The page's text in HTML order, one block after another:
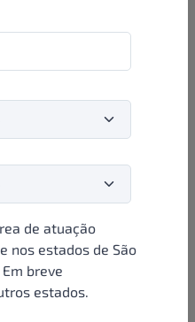
de atuação
nos estados de São
breve
estados.
direto das indústrias de
E o melhor: você continua
e encontra novos
com mais praticidade e